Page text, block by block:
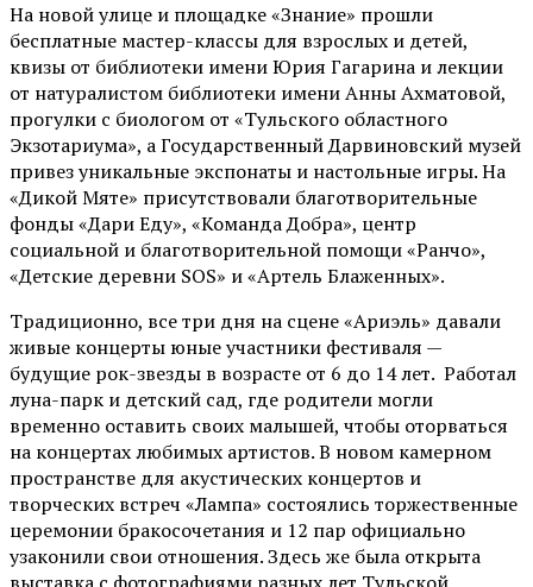
На новой улице и площадке «Знание» прошли
бесплатные мастер-классы для взрослых и детей,
квизы от библиотеки имени Юрия Гагарина и лекции
от натуралистом библиотеки имени Анны Ахматовой,
прогулки с биологом от «Тульского областного
Экзотариума», а Государственный Дарвиновский музей
привез уникальные экспонаты и настольные игры. На
«Дикой Мяте» присутствовали благотворительные
фонды «Дари Еду», «Команда Добра», центр
социальной и благотворительной помощи «Ранчо»,
«Детские деревни SOS» и «Артель Блаженных».
Традиционно, все три дня на сцене«Ариэль» давали
живые концерты юные участники фестиваля —
будущие рок-звезды в возрасте от 6 до 14 лет. Работал
луна-парк и детский сад, где родители могли
временно оставить своих малышей, чтобы оторваться
на концертах любимых артистов. В новом камерном
пространстве для акустических концертов и
творческих встреч «Лампа» состоялись торжественные
церемонии бракосочетания и 12 пар официально
узаконили свои отношения. Здесь же была открыта